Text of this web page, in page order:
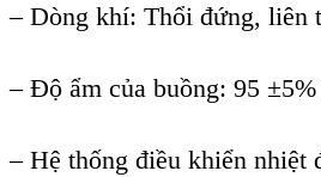
– Dòng khí: Thổi đứng, liên
– Độ ẩm của buồng: 95
– Hệ thống điều khiển